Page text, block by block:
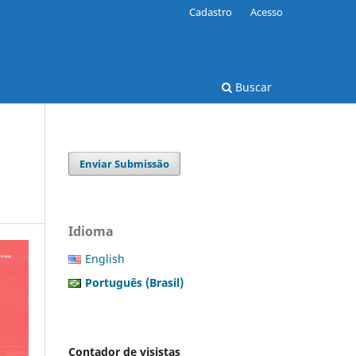
Buscar
Cadastro Acesso
Enviar Submissão
Idioma
English
Português (Brasil)
Contador de visistas